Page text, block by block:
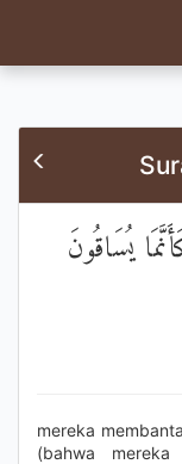
يُسَاقُونَ
mereka
(bahwa